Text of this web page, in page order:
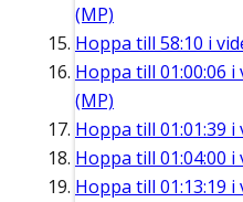
(MP)
Hoppa till 58:10 i
Hoppa till 01:00:06 i
(MP)
Hoppa till 01:01:39 i
Hoppa till 01:04:00 i
Hoppa till 01:13:19 i